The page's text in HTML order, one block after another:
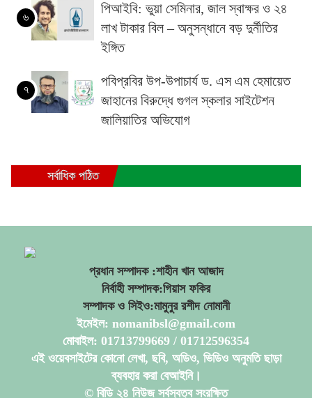
৬
পিআইবি: ভুয়া সেমিনার, জাল স্বাক্ষর ও ২৪
লাখ টাকার বিল – অনুসন্ধানে বড় দুর্নীতির
ইঙ্গিত
৭
পবিপ্রবির উপ-উপাচার্য ড. এস এম হেমায়েত
জাহানের বিরুদ্ধে গুগল স্কলার সাইটেশন
জালিয়াতির অভিযোগ
সর্বাধিক পঠিত
প্রধান সম্পাদক :শাহীন খান আজাদ
নির্বাহী সম্পাদক:গিয়াস ফকির
সম্পাদক ও সিইও:মামুনুর রশীদ নোমানী
ইমেইল: nomanibsl@gmail.com
মোবাইল: 01713799669 / 01712596354
এই ওয়েবসাইটের কোনো লেখা, ছবি, অডিও, ভিডিও অনুমতি ছাড়া
ব্যবহার করা বেআইনি।
© বিডি ২৪ নিউজ সর্বস্বত্ব সংরক্ষিত